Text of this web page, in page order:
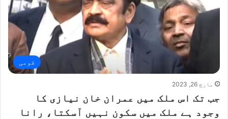
قومی
مارچ 26, 2023
جب تک اس ملک میں عمران خان نیازی کا
وجود ہے ملک میں سکون نہیں آسکتا، رانا